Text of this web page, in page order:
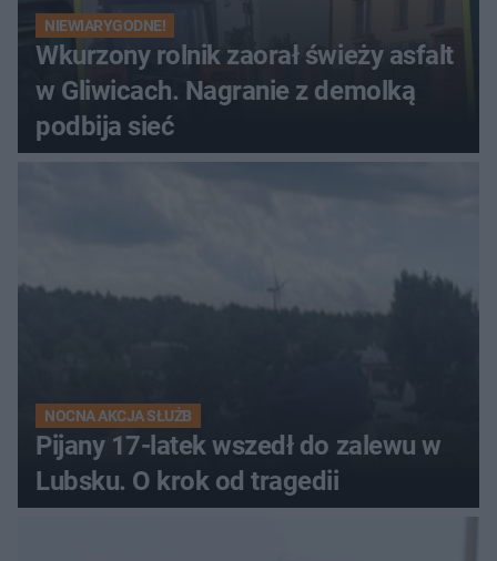
NIEWIARYGODNE!
Wkurzony rolnik zaorał świeży asfalt
w Gliwicach. Nagranie z demolką
podbija sieć
NOCNA AKCJA SŁUŻB
Pijany 17-latek wszedł do zalewu w
Lubsku. O krok od tragedii